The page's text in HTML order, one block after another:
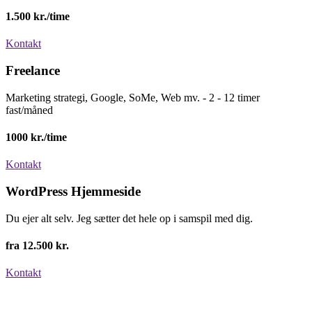
1.500 kr./time
Kontakt
Freelance
Marketing strategi, Google, SoMe, Web mv. - 2 - 12 timer
fast/måned
1000 kr./time
Kontakt
WordPress Hjemmeside
Du ejer alt selv. Jeg sætter det hele op i samspil med dig.
fra 12.500 kr.
Kontakt